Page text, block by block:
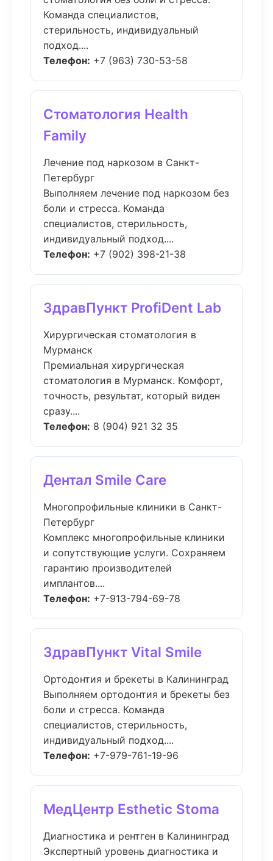
Команда специалистов,
стерильность, индивидуальный
подход....
Телефон: +7 (963) 730-53-58
Стоматология Health
Family
Лечение под наркозом в Санкт-
Петербург
Выполняем лечение под наркозом без
боли и стресса. Команда
специалистов, стерильность,
индивидуальный подход....
Телефон: +7 (902) 398-21-38
ЗдравПункт ProfiDent Lab
Хирургическая стоматология в
Мурманск
Премиальная хирургическая
стоматология в Мурманск. Комфорт,
точность, результат, который виден
сразу....
Телефон: 8 (904) 921 32 35
Дентал Smile Care
Многопрофильные клиники в Санкт-
Петербург
Комплекс многопрофильные клиники
и сопутствующие услуги. Сохраняем
гарантию производителей
имплантов....
Телефон: +7-913-794-69-78
ЗдравПункт Vital Smile
Ортодонтия и брекеты в Калининград
Выполняем ортодонтия и брекеты без
боли и стресса. Команда
специалистов, стерильность,
индивидуальный подход....
Телефон: +7-979-761-19-96
МедЦентр Esthetic Stoma
Диагностика и рентген в Калининград
Экспертный уровень диагностика и